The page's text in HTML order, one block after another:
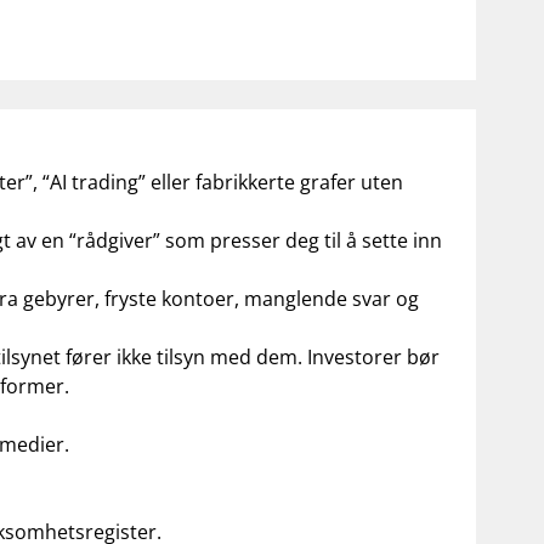
“AI trading” eller fabrikkerte grafer uten
en “rådgiver” som presser deg til å sette inn
gebyrer, fryste kontoer, manglende svar og
fører ikke tilsyn med dem. Investorer bør